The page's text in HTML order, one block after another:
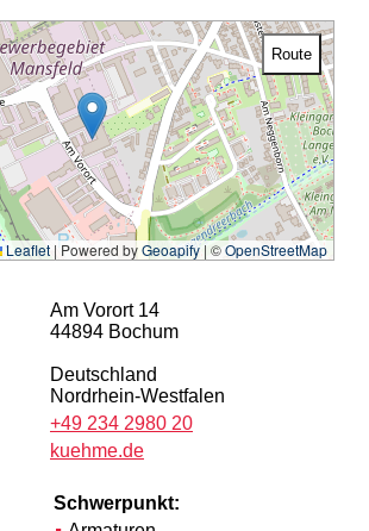
Route
Leaflet | Powered byGeoapify| ©OpenStreetMap
Am Vorort 14
44894 Bochum
Deutschland
Nordrhein-Westfalen
+49 234 2980 20
kuehme.de
Schwerpunkt: